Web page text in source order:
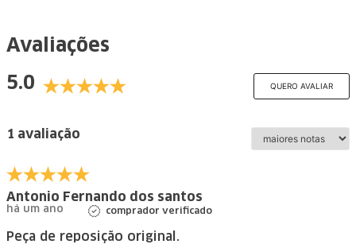
Avaliações
5.0
QUERO AVALIAR
1 avaliação
Antonio Fernando dos santos
há um ano comprador verificado
Peça de reposição original.